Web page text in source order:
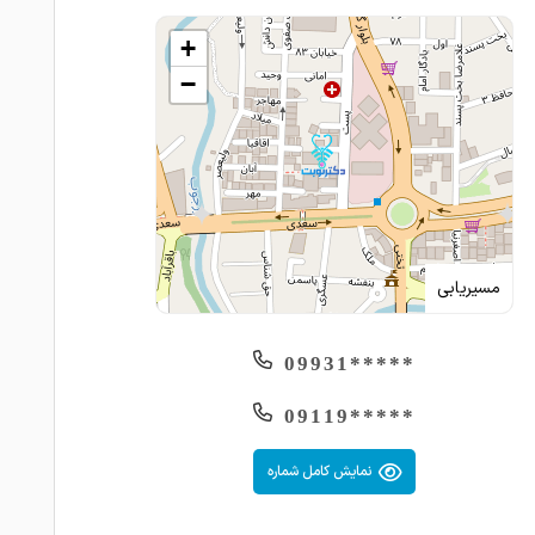
مسیریابی
+
−
*****09931
*****09119
نمایش کامل شماره